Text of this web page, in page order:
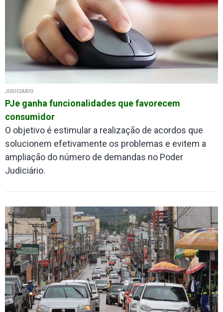
JUDICIÁRIO
PJe ganha funcionalidades que favorecem
consumidor
O objetivo é estimular a realização de acordos que
solucionem efetivamente os problemas e evitem a
ampliação do número de demandas no Poder
Judiciário.